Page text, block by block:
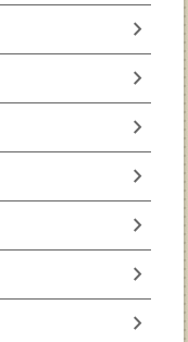
chevron_right
chevron_right
chevron_right
chevron_right
chevron_right
chevron_right
chevron_right